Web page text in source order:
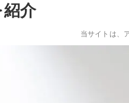
介
当サイトは、